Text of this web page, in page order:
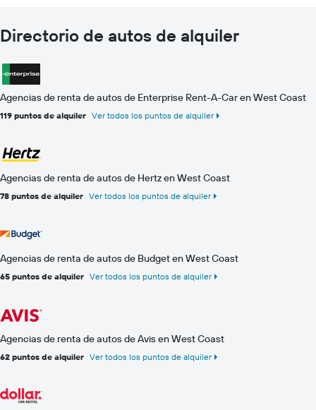
Directorio de autos de alquiler
Agencias de renta de autos de Enterprise Rent-A-Car en West Coast
119 puntos de alquiler Ver todos los puntos de alquiler
Agencias de renta de autos de Hertz en West Coast
78 puntos de alquiler Ver todos los puntos de alquiler
Agencias de renta de autos de Budget en West Coast
65 puntos de alquiler Ver todos los puntos de alquiler
Agencias de renta de autos de Avis en West Coast
62 puntos de alquiler Ver todos los puntos de alquiler